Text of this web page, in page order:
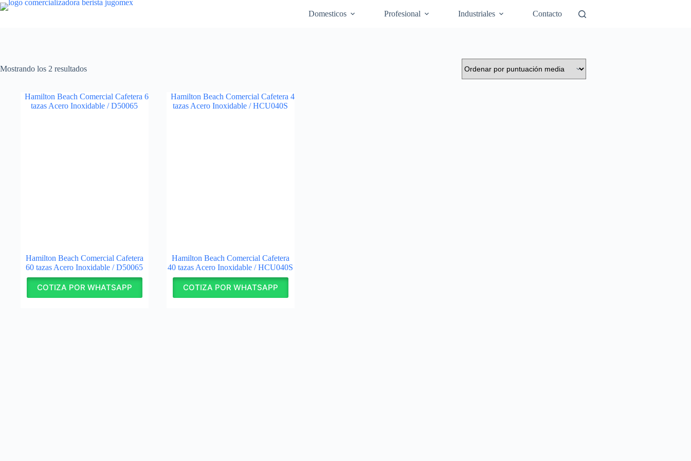
Saltar
al
Domesticos Profesional Industriales Contacto
Mostrando los 2 resultadosOrdenado
media
Hamilton Beach Comercial Cafetera
60 tazas Acero Inoxidable / D50065
COTIZA POR WHATSAPP
Hamilton Beach Comercial Cafetera
40 tazas Acero Inoxidable / HCU040S
COTIZA POR WHATSAPP